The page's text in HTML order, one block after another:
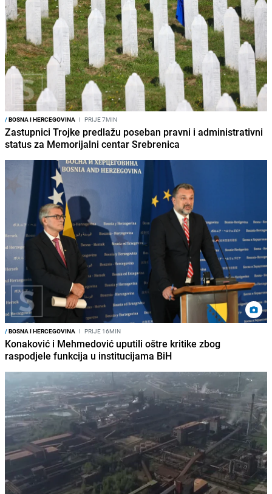
/BOSNA I HERCEGOVINA I PRIJE 7MIN
Zastupnici Trojke predlažu poseban pravni i administrativni
status za Memorijalni centar Srebrenica
/BOSNA I HERCEGOVINA I PRIJE 16MIN
Konaković i Mehmedović uputili oštre kritike zbog
raspodjele funkcija u institucijama BiH